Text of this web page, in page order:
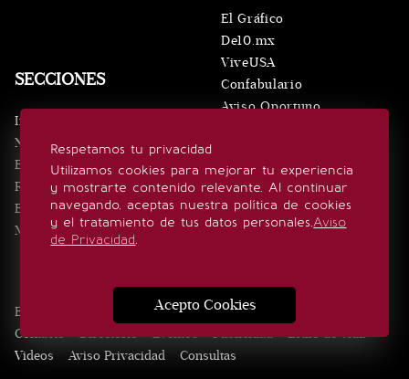
Respetamos tu privacidad
Utilizamos cookies para mejorar tu experiencia
y mostrarte contenido relevante. Al continuar
navegando, aceptas nuestra política de cookies
y el tratamiento de tus datos personales.Aviso
de Privacidad.
Acepto Cookies
SECCIONES
Inicio
Noticias
Eventos
Realeza
Estilo de vida
Minuto x Minuto
El Gráfico
De10.mx
ViveUSA
Confabulario
Aviso Oportuno
SÍGUENOS
Edición Impresa Noticias Quiénes somos
Contacto
Directorio Eventos Publicidad
Estilo de vida
Videos
Aviso Privacidad
Consultas